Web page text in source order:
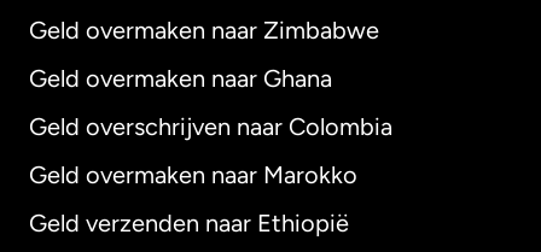
Geld overmaken naar Zimbabwe
Geld overmaken naar Ghana
Geld overschrijven naar Colombia
Geld overmaken naar Marokko
Geld verzenden naar Ethiopië